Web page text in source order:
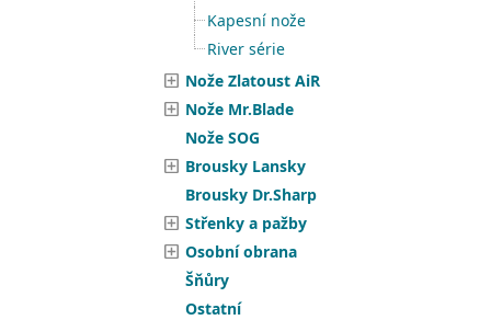
Kapesní nože
River série
Nože Zlatoust AiR
Nože Mr.Blade
Nože SOG
Brousky Lansky
Brousky Dr.Sharp
Střenky a pažby
Osobní obrana
Šňůry
Ostatní